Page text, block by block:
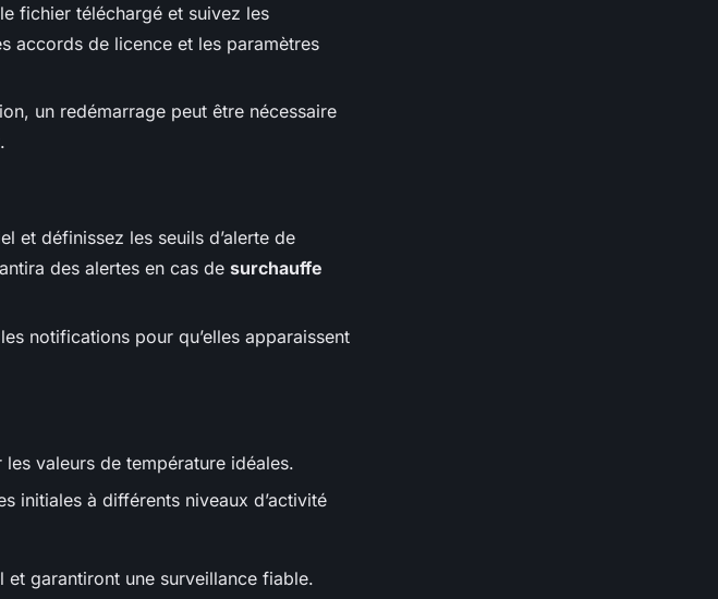
fichier téléchargé et suivez les
accords de licence et les paramètres
un redémarrage peut être nécessaire
et définissez les seuils d’alerte de
des alertes en cas de surchauffe
notifications pour qu’elles apparaissent
valeurs de température idéales.
initiales à différents niveaux d’activité
et garantiront une surveillance fiable.